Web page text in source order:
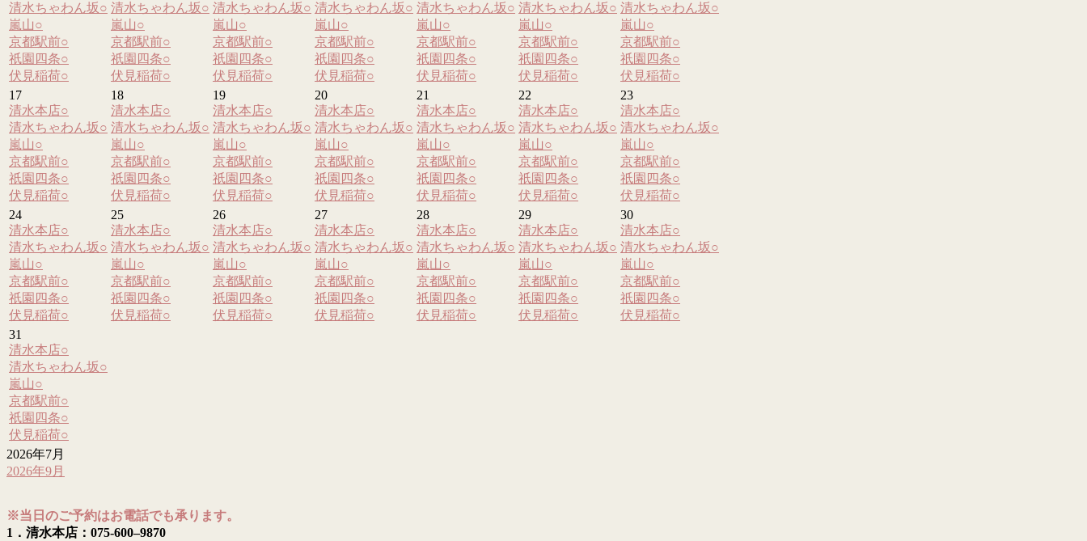
清水ちゃわん坂○
嵐山○
京都駅前○
祇園四条○
伏見稲荷○
清水ちゃわん坂○
嵐山○
京都駅前○
祇園四条○
伏見稲荷○
清水ちゃわん坂○
嵐山○
京都駅前○
祇園四条○
伏見稲荷○
清水ちゃわん坂○
嵐山○
京都駅前○
祇園四条○
伏見稲荷○
清水ちゃわん坂○
嵐山○
京都駅前○
祇園四条○
伏見稲荷○
清水ちゃわん坂○
嵐山○
京都駅前○
祇園四条○
伏見稲荷○
清水ちゃわん坂○
嵐山○
京都駅前○
祇園四条○
伏見稲荷○
17
清水本店○
清水ちゃわん坂○
嵐山○
京都駅前○
祇園四条○
伏見稲荷○
18
清水本店○
清水ちゃわん坂○
嵐山○
京都駅前○
祇園四条○
伏見稲荷○
19
清水本店○
清水ちゃわん坂○
嵐山○
京都駅前○
祇園四条○
伏見稲荷○
20
清水本店○
清水ちゃわん坂○
嵐山○
京都駅前○
祇園四条○
伏見稲荷○
21
清水本店○
清水ちゃわん坂○
嵐山○
京都駅前○
祇園四条○
伏見稲荷○
22
清水本店○
清水ちゃわん坂○
嵐山○
京都駅前○
祇園四条○
伏見稲荷○
23
清水本店○
清水ちゃわん坂○
嵐山○
京都駅前○
祇園四条○
伏見稲荷○
24
清水本店○
清水ちゃわん坂○
嵐山○
京都駅前○
祇園四条○
伏見稲荷○
25
清水本店○
清水ちゃわん坂○
嵐山○
京都駅前○
祇園四条○
伏見稲荷○
26
清水本店○
清水ちゃわん坂○
嵐山○
京都駅前○
祇園四条○
伏見稲荷○
27
清水本店○
清水ちゃわん坂○
嵐山○
京都駅前○
祇園四条○
伏見稲荷○
28
清水本店○
清水ちゃわん坂○
嵐山○
京都駅前○
祇園四条○
伏見稲荷○
29
清水本店○
清水ちゃわん坂○
嵐山○
京都駅前○
祇園四条○
伏見稲荷○
30
清水本店○
清水ちゃわん坂○
嵐山○
京都駅前○
祇園四条○
伏見稲荷○
31
清水本店○
清水ちゃわん坂○
嵐山○
京都駅前○
祇園四条○
伏見稲荷○
2026年7月
2026年9月
※当日のご予約はお電話でも承ります。
1．清水本店：075-600–9870